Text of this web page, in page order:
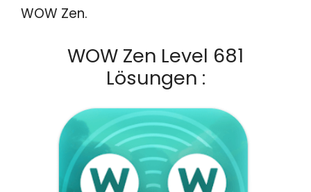
WOW Zen.
WOW Zen Level 681
Lösungen :